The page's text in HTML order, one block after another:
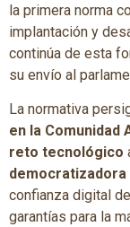
la primera norma
implantación y
continúa de esta
su envío al
La normativa
en la Comunidad
reto tecnológico
confianza digital
garantías para la